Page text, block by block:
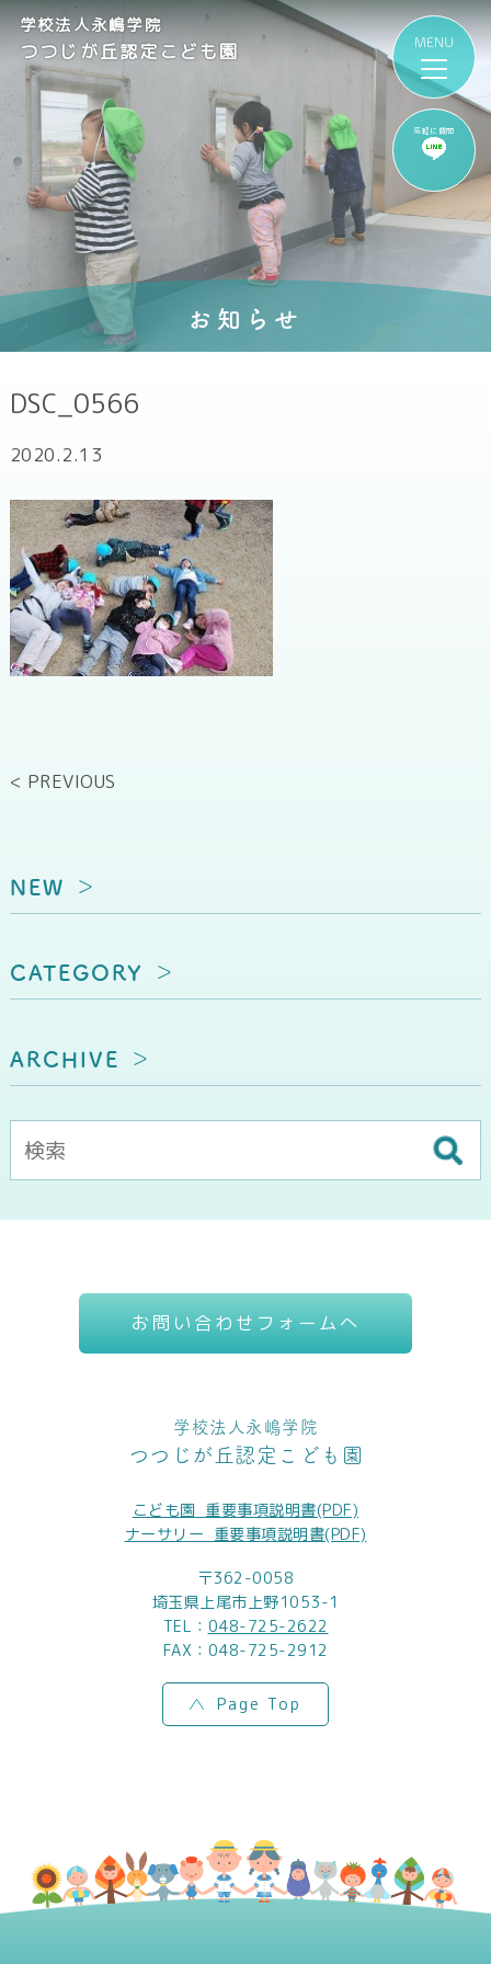
気軽に質問
学校法人永嶋学院
つつじが丘認定こども園
お知らせ
DSC_0566
2020.2.13
< PREVIOUS
NEW
CATEGORY
ARCHIVE
お問い合わせフォームへ
学校法人永嶋学院
つつじが丘認定こども園
こども園_重要事項説明書(PDF)
ナーサリー_重要事項説明書(PDF)
〒362-0058
埼玉県上尾市上野1053-1
TEL： 048-725-2622
FAX：048-725-2912
Page Top